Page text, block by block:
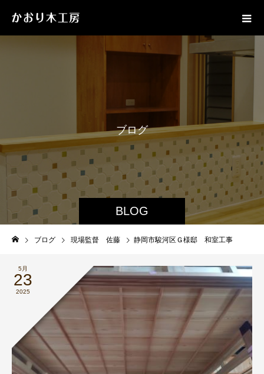
BLOG
ブログ
ブログ 現場監督 佐藤 静岡市駿河区Ｇ様邸 和室工事
5月
23
2025